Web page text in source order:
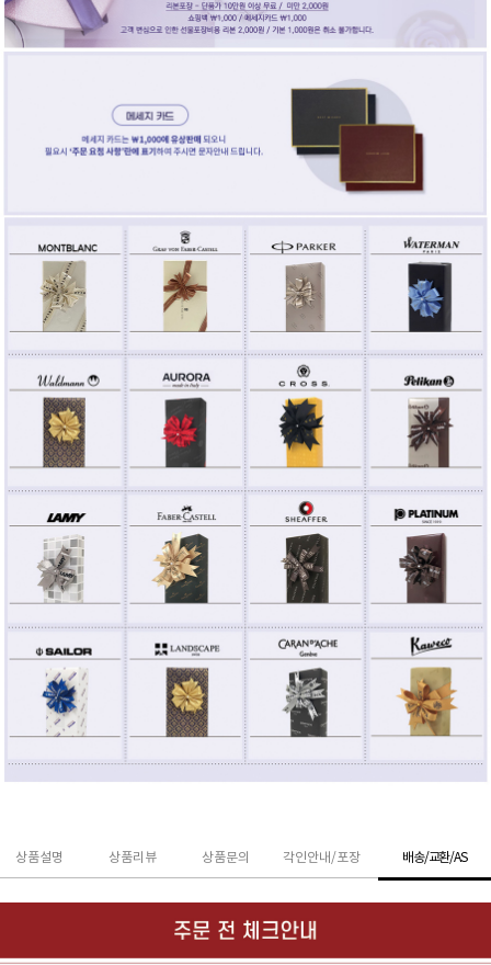
상품설명 상품리뷰 상품문의 각인안내/포장 배송/교환/AS